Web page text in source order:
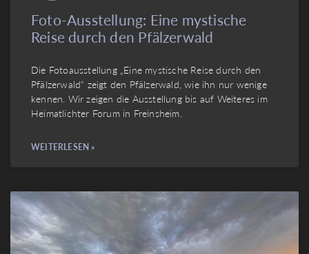
Foto-Ausstellung: Eine mystische
Reise durch den Pfälzerwald
Die Fotoausstellung „Eine mystische Reise durch den
Pfälzerwald“ zeigt den Pfälzerwald, wie ihn nur wenige
kennen. Wir zeigen die Ausstellung bis auf Weiteres im
Heimatlichter Forum in Freinsheim.
WEITERLESEN »